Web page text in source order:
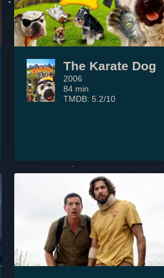
The Karate Dog
2006
84 min
TMDB: 5.2/10